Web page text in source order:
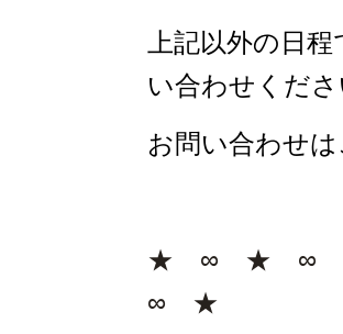
上記以外の日
い合わせくだ
お問い合わせ
★ ∞ ★ ∞
∞ ★